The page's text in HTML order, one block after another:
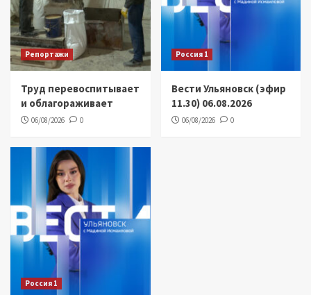
Репортажи
Труд перевоспитывает
и облагораживает
06/08/2026 0
Россия 1
Вести Ульяновск (эфир
11.30) 06.08.2026
06/08/2026 0
Россия 1